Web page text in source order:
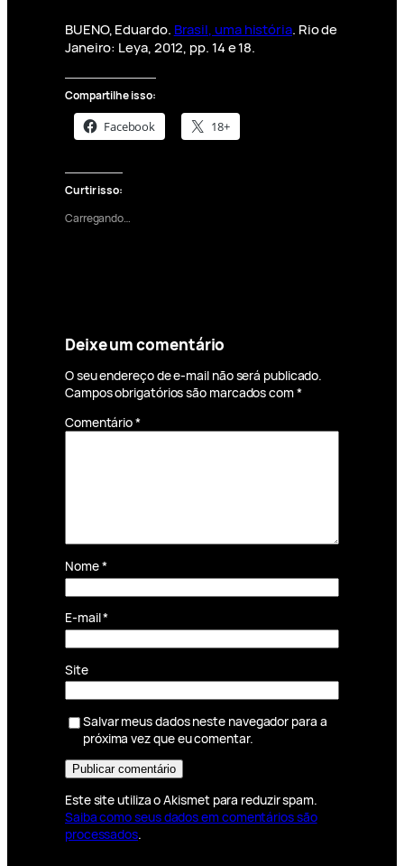
BUENO, Eduardo. Brasil, uma história. Rio de
Janeiro: Leya, 2012, pp. 14 e 18.
Compartilhe isso:
Facebook 18+
Curtir isso:
Carregando…
Deixe um comentário
O seu endereço de e-mail não será publicado.
Campos obrigatórios são marcados com*
Comentário*
Nome*
E-mail*
Site
Salvar meus dados neste navegador para a
próxima vez que eu comentar.
Este site utiliza o Akismet para reduzir spam.
Saiba como seus dados em comentários são
processados.